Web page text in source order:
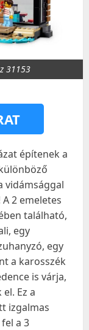
31153
építenek a
vidámsággal
2 emeletes
található,
egy
egy
a karosszék
is várja,
Ez a
izgalmas
a 3